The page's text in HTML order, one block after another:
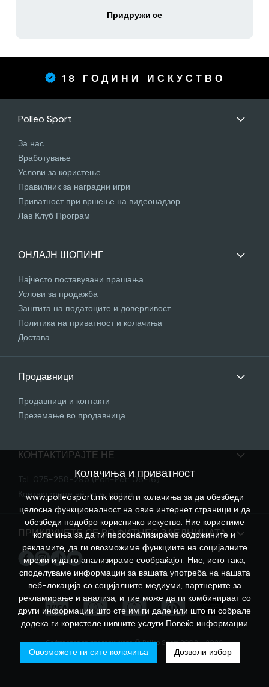
Придружи се
18 ГОДИНИ ИСКУСТВО
Polleo Sport
За нас
Вработување
Услови за користење
Правилник за наградни игри
Приватност при вршење на видеонадзор
Лав Клуб Програм
ОНЛАЈН ШОПИНГ
Најчесто поставувани прашања
Услови за продажба
Заштита на податоците и доверливост
Политика на приватност и колачиња
Достава
Продавници
Продавници и контакти
Преземање во продавница
КОНТАКТИРАЈТЕ НЕ
Tel. 075-258-295 (Pon-Pet: 08-16)
Контактирајте нѐ по е-пошта
ПРИКЛУЧЕТЕ СЕ ВО ФИТНЕС ЗАЕДНИЦАТА
Софтверот за продавницата © Polleo Sport 2008 - 2026
Колачиња и приватност
www.polleosport.mk користи колачиња за да обезбеди
целосна функционалност на овие интернет страници и да
обезбеди подобро корисничко искуство. Ние користиме
колачиња за да ги персонализираме содржините и
рекламите, да ги овозможиме функциите на социјалните
мрежи и да го анализираме сообраќајот. Ние, исто така,
споделуваме информации за вашата употреба на нашата
веб-локација со социјалните медиуми, партнерите за
рекламирање и анализа, и тие може да ги комбинираат со
други информации што сте им ги дале или што ги собрале
додека ги користеле нивните услуги Повеќе информации
Овозможете ги сите колачиња Дозволи избор